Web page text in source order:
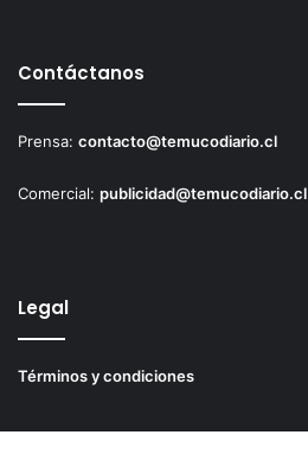
Contáctanos
Prensa: contacto@temucodiario.cl
Comercial: publicidad@temucodiario.cl
Legal
Términos y condiciones